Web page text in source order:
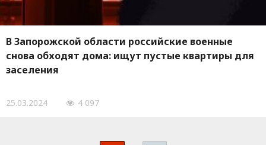
В Запорожской области российские военные
снова обходят дома: ищут пустые квартиры для
заселения
25.03.2024 4 097